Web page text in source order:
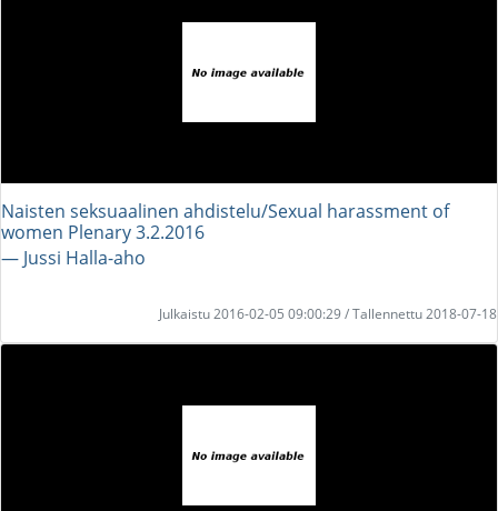
Naisten seksuaalinen ahdistelu/Sexual harassment of
women Plenary 3.2.2016
― Jussi Halla-aho
Julkaistu 2016-02-05 09:00:29 / Tallennettu 2018-07-18